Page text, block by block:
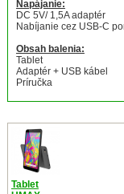
Napájanie:
DC 5V/ 1,5A adaptér
Nabíjanie cez USB-C
Obsah balenia:
Tablet
Adaptér + USB kábel
Príručka
Tablet